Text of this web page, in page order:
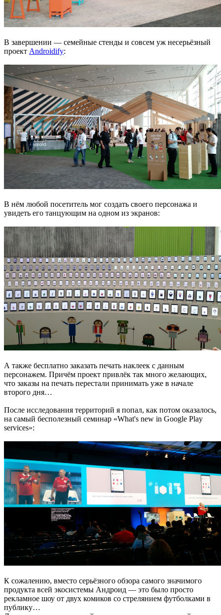
В завершении — семейные стенды и совсем уж несерьёзный
проект Androidify:
В нём любой посетитель мог создать своего персонажа и
увидеть его танцующим на одном из экранов:
А также бесплатно заказать печать наклеек с данным
персонажем. Причём проект привлёк так много желающих,
что заказы на печать перестали принимать уже в начале
второго дня…
После исследования территорий я попал, как потом оказалось,
на самый бесполезный семинар «What's new in Google Play
services»:
К сожалению, вместо серьёзного обзора самого значимого
продукта всей экосистемы Андроид — это было просто
рекламное шоу от двух комиков со стрелянием футболками в
публику…